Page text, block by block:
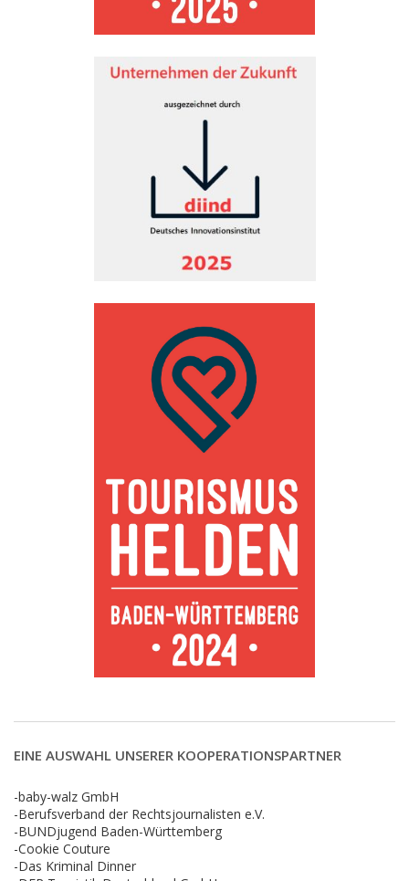
EINE AUSWAHL UNSERER KOOPERATIONSPARTNER
-baby-walz GmbH
-Berufsverband der Rechtsjournalisten e.V.
-BUNDjugend Baden-Württemberg
-Cookie Couture
-Das Kriminal Dinner